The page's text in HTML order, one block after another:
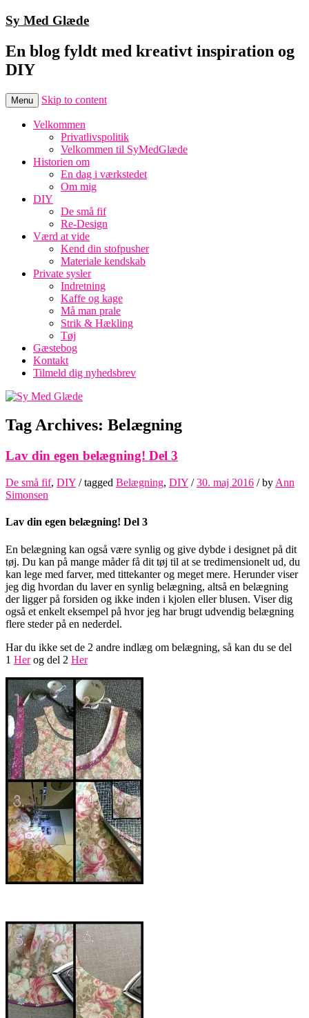
Sy Med Glæde
En blog fyldt med kreativt inspiration og
DIY
Menu Skip to content
Velkommen
Privatlivspolitik
Velkommen til SyMedGlæde
Historien om
En dag i værkstedet
Om mig
DIY
De små fif
Re-Design
Værd at vide
Kend din stofpusher
Materiale kendskab
Private sysler
Indretning
Kaffe og kage
Må man prale
Strik & Hækling
Tøj
Gæstebog
Kontakt
Tilmeld dig nyhedsbrev
Tag Archives: Belægning
Lav din egen belægning! Del 3
De små fif, DIY / tagged Belægning, DIY /30. maj 2016 /by Ann
Simonsen
Lav din egen belægning! Del 3
En belægning kan også være synlig og give dybde i designet på dit
tøj. Du kan på mange måder få dit tøj til at se tredimensionelt ud, du
kan lege med farver, med tittekanter og meget mere. Herunder viser
jeg dig hvordan du laver en synlig belægning, altså en belægning
der ligger på forsiden og ikke inden i kjolen eller blusen. Viser dig
også et enkelt eksempel på hvor jeg har brugt udvendig belægning
flere steder på en nederdel.
Har du ikke set de 2 andre indlæg om belægning, så kan du se del
1 Herog del 2 Her